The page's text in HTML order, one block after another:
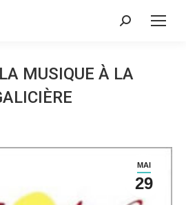
Recherche
MUSIQUE À LA
MAI
29